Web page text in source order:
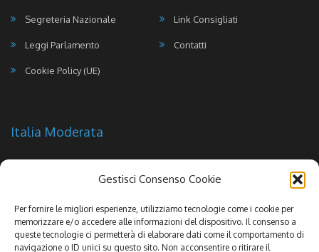
Gestisci Consenso Cookie
Per fornire le migliori esperienze, utilizziamo tecnologie come i cookie per
memorizzare e/o accedere alle informazioni del dispositivo. Il consenso a
queste tecnologie ci permetterà di elaborare dati come il comportamento di
navigazione o ID unici su questo sito. Non acconsentire o ritirare il
Segreteria Nazionale Link Consigliati
Leggi Parlamento Contatti
Cookie Policy (UE)
Italia Moderata